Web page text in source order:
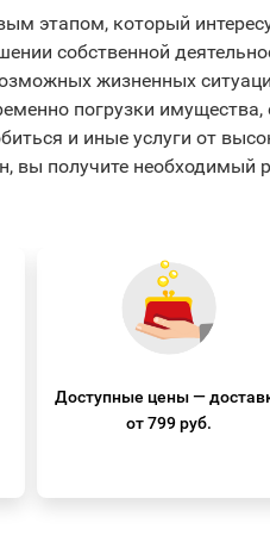
этапом, который
собственной
жизненных
погрузки
и иные услуги от
получите необходимый
Доступные цены —
от 799 руб.